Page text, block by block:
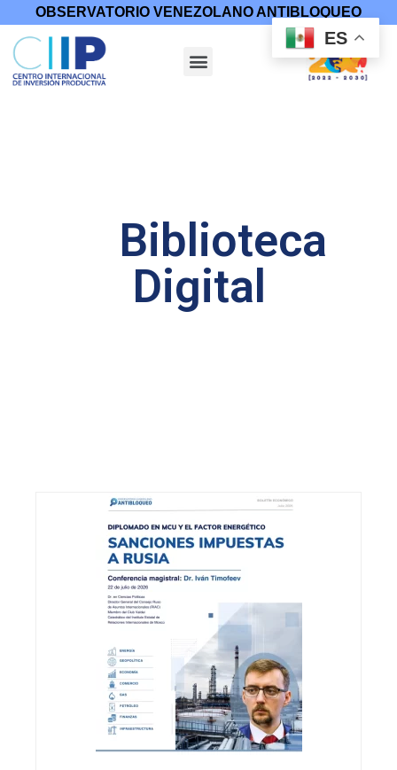
OBSERVATORIO VENEZOLANO ANTIBLOQUEO
Biblioteca
Digital
ES